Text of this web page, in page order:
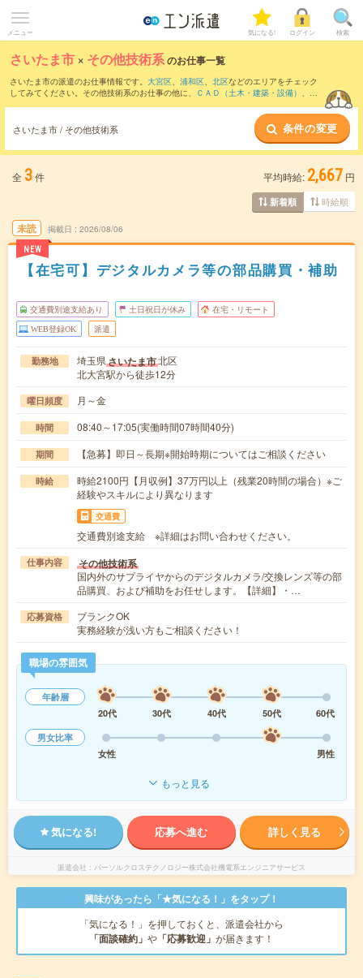
メニュー 気になる! ログイン 検索
さいたま市 × その他技術系のお仕事一覧
さいたま市の派遣のお仕事情報です。 大宮区、 浦和区、 北区などのエリアをチェック
してみてください。その他技術系のお仕事の他に、
ＣＡＤ（土木・建築・設備） 、 Ｃ
などのこだわり条件で絞り込んでいた
だけます。
さいたま市 / その他技術系 条件の変更
全 3件 平均時給: 2,667 円
新着順 時給順
未読
NEW
掲載日 2026/08/06
【在宅可】デジタルカメラ等の部品購買・補助
交通費別途支給あり 土日祝日が休み 在宅・リモート
WEB登録OK 派遣
勤務地 埼玉県さいたま市北区
北大宮駅から徒歩12分
曜日頻度 月～金
時間 08:40～17:05(実働時間07時間40分)
期間 【急募】即日～長期※開始時期についてはご相談ください
時給
時給2100円【月収例】37万円以上（残業20時間の場合）※ご
経験やスキルにより異なります
交通費
交通費別途支給 ※詳細はお問い合わせください。
仕事内容 その他技術系
国内外のサプライヤからのデジタルカメラ/交換レンズ等の部
品購買、および補助をお任せします。【詳細】・…
応募資格
ブランクOK
実務経験が浅い方もご相談ください！
職場の雰囲気
年齢層
20代
30代 40代 50代
60代
男女比率
女性
男性
もっと見る
気になる! 応募へ進む 詳しく見る
派遣会社 パーソルクロステクノロジー株式会社機電系エンジニアサービス
興味があったら「★気になる！」をタップ！
「気になる！」を押しておくと、派遣会社から
「面談確約」 や 「応募歓迎」 が届きます！